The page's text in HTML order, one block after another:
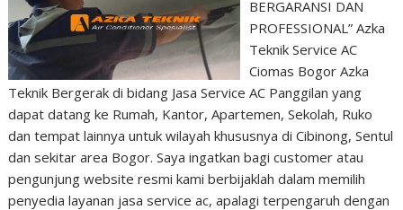
BERGARANSI DAN
PROFESSIONAL” Azka
Teknik Service AC
Ciomas Bogor Azka
Teknik Bergerak di bidang Jasa Service AC Panggilan yang
dapat datang ke Rumah, Kantor, Apartemen, Sekolah, Ruko
dan tempat lainnya untuk wilayah khususnya di Cibinong, Sentul
dan sekitar area Bogor. Saya ingatkan bagi customer atau
pengunjung website resmi kami berbijaklah dalam memilih
penyedia layanan jasa service ac, apalagi terpengaruh dengan